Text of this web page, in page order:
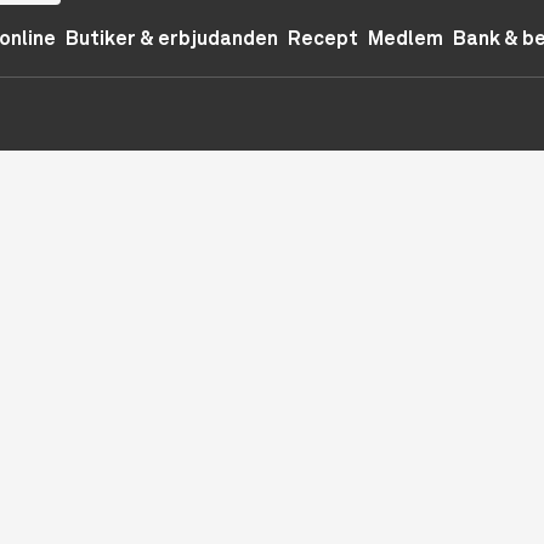
Butiker & erbjudanden Recept Medlem Bank &